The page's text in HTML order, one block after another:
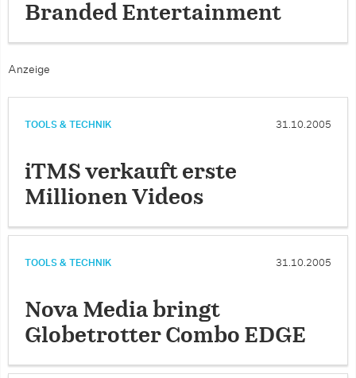
Branded Entertainment
Anzeige
TOOLS & TECHNIK 31.10.2005
iTMS verkauft erste
Millionen Videos
TOOLS & TECHNIK 31.10.2005
Nova Media bringt
Globetrotter Combo EDGE